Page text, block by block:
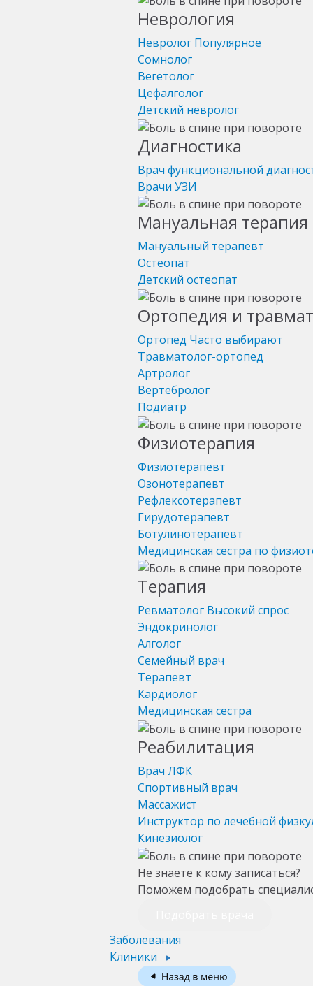
Неврология
Невролог Популярное
Сомнолог
Вегетолог
Цефалголог
Детский невролог
Диагностика
Врач функциональной
Врачи УЗИ
Мануальная терапия
Мануальный терапевт
Остеопат
Детский остеопат
Ортопедия и
Ортопед Часто выбирают
Травматолог-ортопед
Артролог
Вертебролог
Подиатр
Физиотерапия
Физиотерапевт
Озонотерапевт
Рефлексотерапевт
Гирудотерапевт
Ботулинотерапевт
Медицинская сестра по
Терапия
Ревматолог Высокий спрос
Эндокринолог
Алголог
Семейный врач
Терапевт
Кардиолог
Медицинская сестра
Реабилитация
Врач ЛФК
Спортивный врач
Массажист
Инструктор по лечебной
Кинезиолог
Не знаете к кому записаться?
Поможем подобрать
Заболевания
Клиники